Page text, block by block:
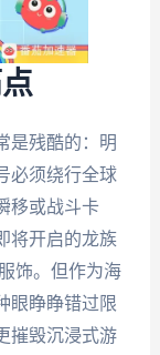
是残酷的：明
必须绕行全球
移或战斗卡
将开启的龙族
饰。但作为海
眼睁睁错过限
摧毁沉浸式游